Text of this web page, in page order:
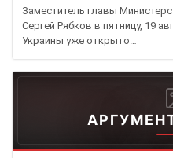
Заместитель главы
Сергей Рябков в пятницу, 19
Украины уже открыто…